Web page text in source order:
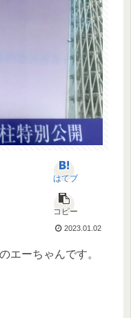
はてブ
コピー
2023.01.02
エーちゃんです。